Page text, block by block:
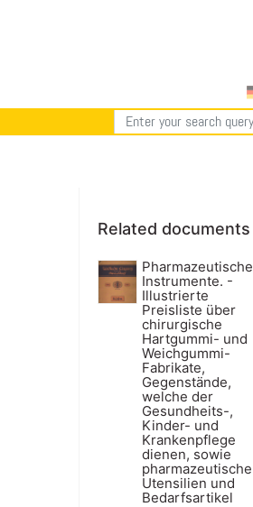
Related documents
Pharmazeutische
Instrumente. -
Illustrierte
Preisliste über
chirurgische
Hartgummi- und
Weichgummi-
Fabrikate,
Gegenstände,
welche der
Gesundheits-,
Kinder- und
Krankenpflege
dienen, sowie
pharmazeutische
Utensilien und
Bedarfsartikel